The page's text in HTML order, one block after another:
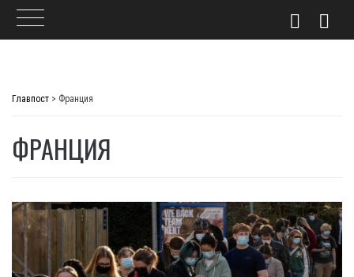
Главпост > Франция
ФРАНЦИЯ